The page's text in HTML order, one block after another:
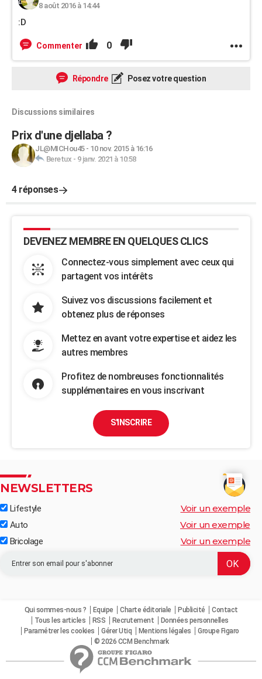
8 août 2016 à 14:44
:D
Commenter 0
Répondre Posez votre question
Discussions similaires
Prix d'une djellaba ?
JL@MICHou45- 10 nov. 2015 à 16:16
Beretux - 9 janv. 2021 à 10:58
4 réponses
DEVENEZ MEMBRE EN QUELQUES CLICS
Connectez-vous simplement avec ceux qui
partagent vos intérêts
Suivez vos discussions facilement et
obtenez plus de réponses
Mettez en avant votre expertise et aidez les
autres membres
Profitez de nombreuses fonctionnalités
supplémentaires en vous inscrivant
S'INSCRIRE
NEWSLETTERS
Lifestyle Voir un exemple
Auto Voir un exemple
Bricolage Voir un exemple
Qui sommes-nous ? Equipe Charte éditoriale Publicité
Contact
Tous les articles
RSS Recrutement
Données personnelles
Paramétrer les cookies
Gérer Utiq Mentions légales
Groupe Figaro
© 2026 CCM Benchmark